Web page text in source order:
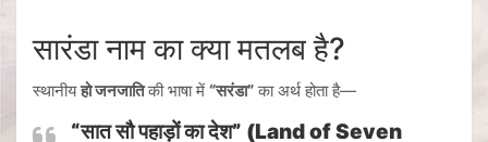
सारंडा नाम का क्या मतलब है?
स्थानीयहो जनजातिकी भाषा में “सरंडा”का अर्थ होता है—
“सात सौ पहाड़ों का देश” (Land of Seven